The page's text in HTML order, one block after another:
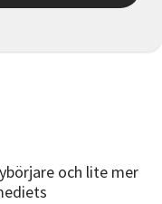
och lite mer